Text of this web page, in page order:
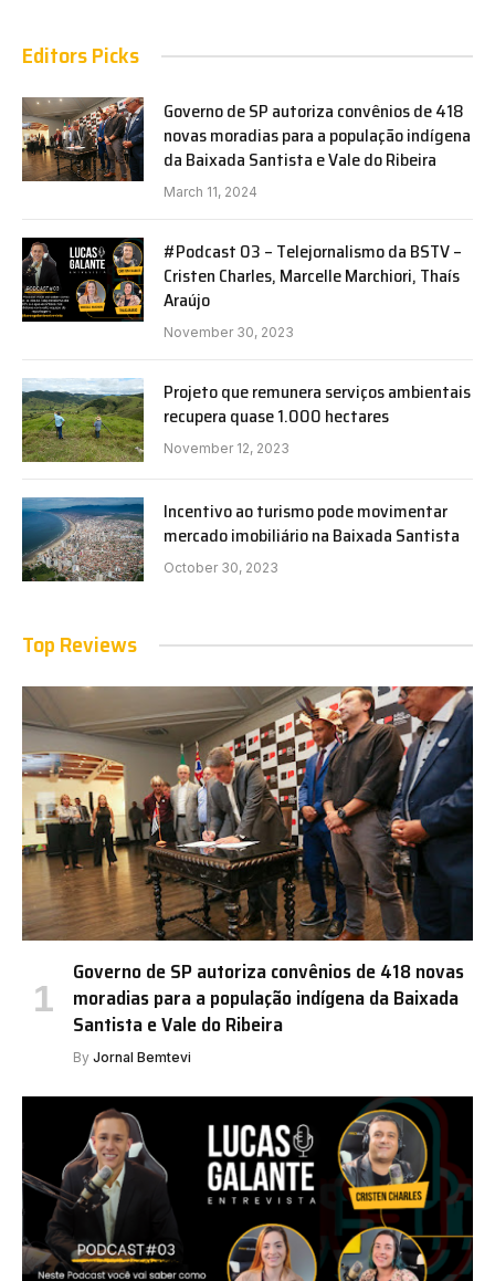
Editors Picks
Governo de SP autoriza convênios de 418
novas moradias para a população indígena
da Baixada Santista e Vale do Ribeira
March 11, 2024
#Podcast 03 – Telejornalismo da BSTV –
Cristen Charles, Marcelle Marchiori, Thaís
Araújo
November 30, 2023
Projeto que remunera serviços ambientais
recupera quase 1.000 hectares
November 12, 2023
Incentivo ao turismo pode movimentar
mercado imobiliário na Baixada Santista
October 30, 2023
Top Reviews
Governo de SP autoriza convênios de 418 novas
moradias para a população indígena da Baixada
Santista e Vale do Ribeira
By Jornal Bemtevi